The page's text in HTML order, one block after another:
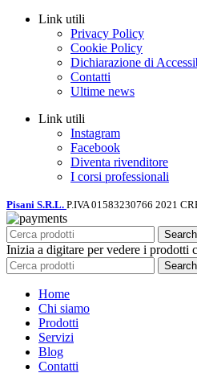
Link utili
Privacy Policy
Cookie Policy
Dichiarazione di
Contatti
Ultime news
Link utili
Instagram
Facebook
Diventa rivenditore
I corsi professionali
Pisani S.R.L. P.IVA 01583230766 2021
Search
Inizia a digitare per vedere i prodotti
Search
Home
Chi siamo
Prodotti
Servizi
Blog
Contatti